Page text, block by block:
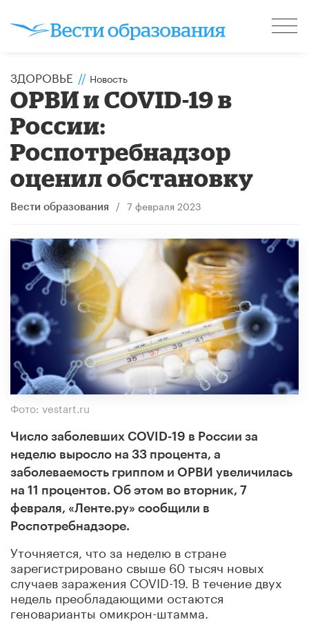
ЗДОРОВЬЕ // Новость
ОРВИ и COVID-19 в
России:
Роспотребнадзор
оценил обстановку
Вести образования / 7 февраля 2023
Фото: vestart.ru
Число заболевших COVID-19 в России за
неделю выросло на 33 процента, а
заболеваемость гриппом и ОРВИ увеличилась
на 11 процентов. Об этом во вторник, 7
февраля, «Ленте.ру» сообщили в
Роспотребнадзоре.
Уточняется, что за неделю в стране
зарегистрировано свыше 60 тысяч новых
случаев заражения COVID-19. В течение двух
недель преобладающими остаются
геноварианты омикрон-штамма.